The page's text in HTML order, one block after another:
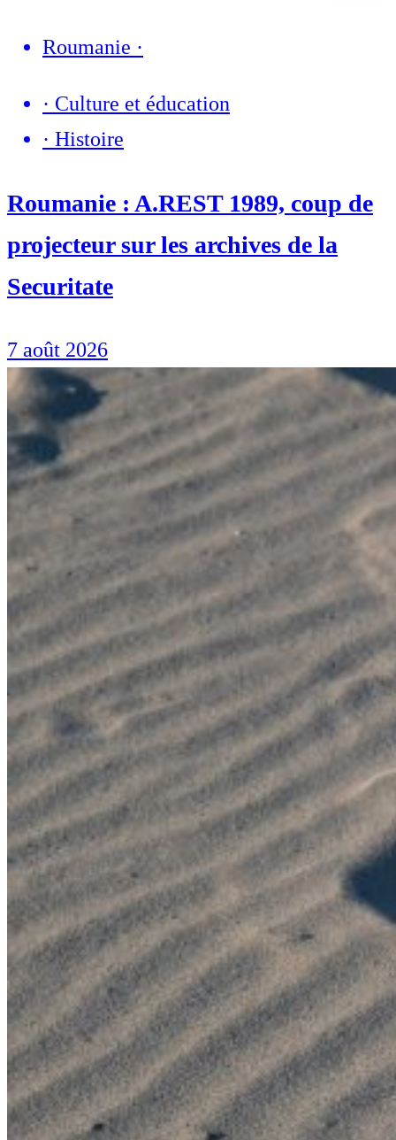
Roumanie ·
· Culture et éducation
· Histoire
Roumanie : A.REST 1989, coup de
projecteur sur les archives de la
Securitate
7 août 2026